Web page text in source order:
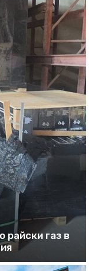
райски газ в